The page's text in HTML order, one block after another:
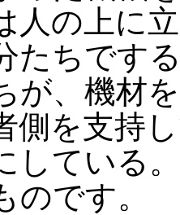
人の上に
たちです
が、機材
側を支持
している
のです。